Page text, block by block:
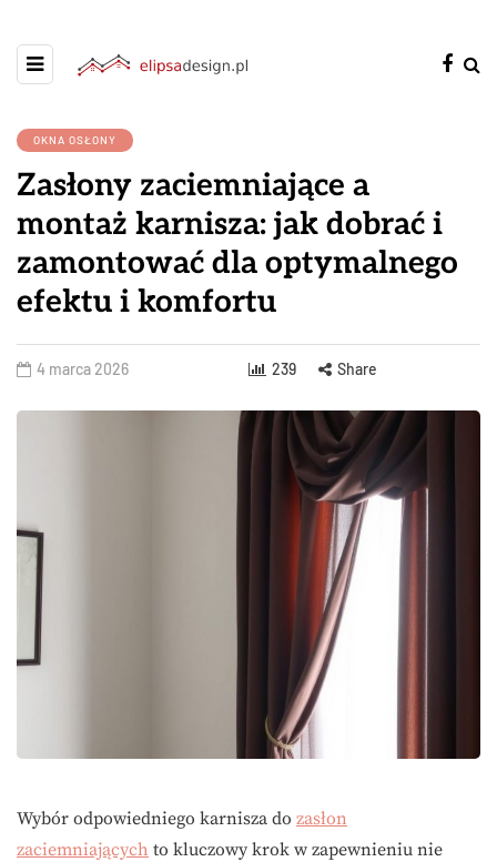
OKNA OSŁONY
Zasłony zaciemniające a
montaż karnisza: jak dobrać i
zamontować dla optymalnego
efektu i komfortu
4 marca 2026 239 Share
Wybór odpowiedniego karnisza do zasłon
zaciemniających to kluczowy krok w zapewnieniu nie